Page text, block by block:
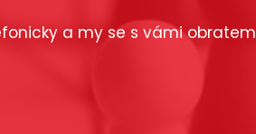
a my se s vámi obratem